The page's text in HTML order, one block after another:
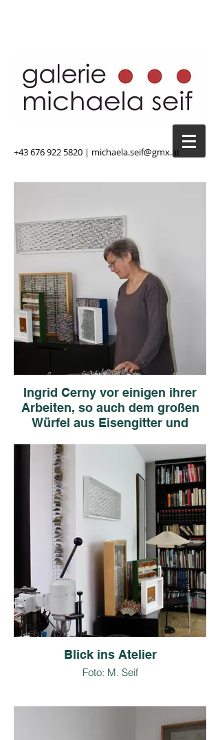
+43 676 922 5820 | michaela.seif@gmx.at
Ingrid Cerny vor einigen ihrer
Arbeiten, so auch dem großen
Würfel aus Eisengitter und
Blick ins Atelier
Foto: M. Seif